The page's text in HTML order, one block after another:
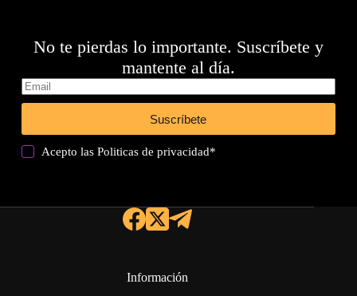
No te pierdas lo importante. Suscríbete y
mantente al día.
Suscríbete
Acepto lasPoliticas de privacidad*
Información